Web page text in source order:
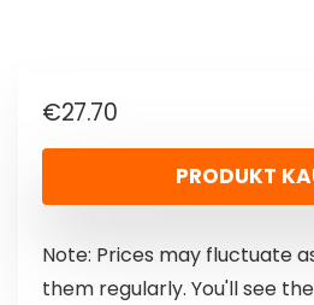
€27.70
PRODUKT
Note: Prices may fluctuate
them regularly. You'll see